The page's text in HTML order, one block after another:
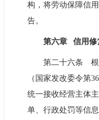
构，将劳动保障信
告。
第六章 信用修
第二十六条 根
（国家发改委令第
统一接收经营主体
单、行政处罚等信